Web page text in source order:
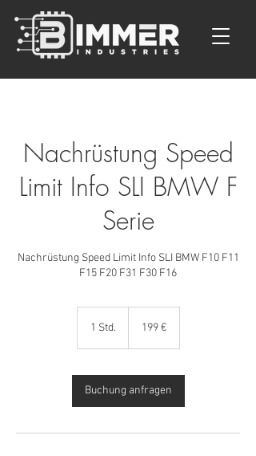
Nachrüstung Speed
Limit Info SLI BMW F
Serie
Nachrüstung Speed Limit Info SLI BMW F10 F11
F15 F20 F31 F30 F16
1 Std.
d
199 €
Buchung anfragen